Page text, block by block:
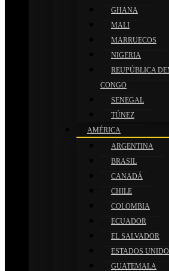
GHANA
MALI
MARRUECOS
NIGERIA
REUPÚBLICA
CONGO
SENEGAL
TÚNEZ
AMÉRICA
ARGENTINA
BRASIL
CANADÁ
CHILE
COLOMBIA
ECUADOR
EL SALVADOR
ESTADOS
GUATEMALA